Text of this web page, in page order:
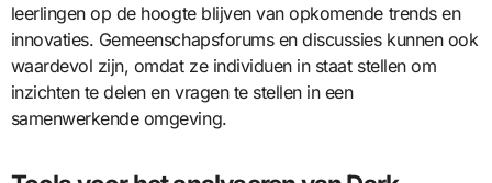
leerlingen op de hoogte blijven van opkomende trends en
innovaties. Gemeenschapsforums en discussies kunnen ook
waardevol zijn, omdat ze individuen in staat stellen om
inzichten te delen en vragen te stellen in een
samenwerkende omgeving.